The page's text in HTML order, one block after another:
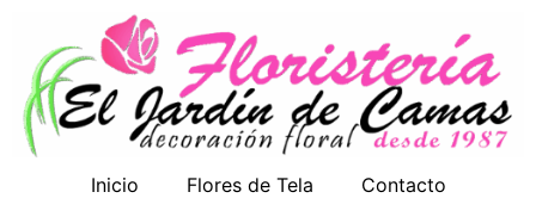
Inicio Flores de Tela Contacto